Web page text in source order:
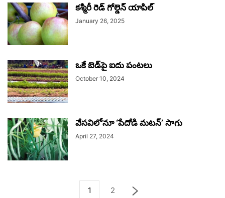
కశ్మీరీ రెడ్‌ గోల్డెన్‌ యాపిల్‌
January 26, 2025
ఒకే బెడ్‌పై ఐదు పంటలు
October 10, 2024
వేసవిలోనూ ‘పేదోడి మటన్‌’ సాగు
April 27, 2024
1 2